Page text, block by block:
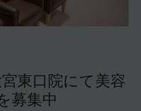
東口院にて美容
募集中